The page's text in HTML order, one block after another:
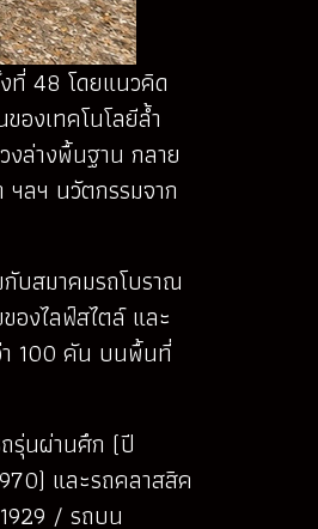
ที่ 48 โดยแนวคิด
องเทคโนโลยีล้ำ
ล่างพื้นฐาน กลาย
ลฯ นวัตกรรมจาก
บสมาคมรถโบราณ
องไลฟ์สไตล์ และ
า 100 คัน บนพื้นที่
รุ่นผ่านศึก (ปี
และรถคลาสสิค
/ รถบน